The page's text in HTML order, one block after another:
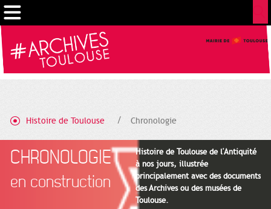
Histoire de Toulouse Chronologie
CHRONOLOGIE
en construction
Histoire de Toulouse de l'Antiquité
à nos jours, illustrée
principalement avec des documents
des Archives ou des musées de
Toulouse.
Gestion de vos préférences sur les cookies